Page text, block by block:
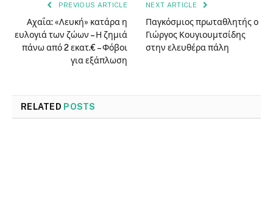
PREVIOUS ARTICLE
Αχαΐα: «Λευκή» κατάρα η
ευλογιά των ζώων – Η ζημιά
πάνω από 2 εκατ.€ – Φόβοι
για εξάπλωση
NEXT ARTICLE
Παγκόσμιος πρωταθλητής ο
Γιώργος Κουγιουμτσίδης
στην ελευθέρα πάλη
RELATED POSTS